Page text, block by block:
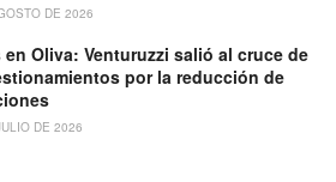
DE 2026
Oliva: Venturuzzi salió al cruce de
por la reducción de
DE 2026